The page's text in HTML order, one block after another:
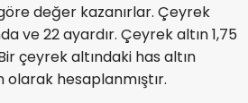
değer kazanırlar. Çeyrek
ve 22 ayardır. Çeyrek altın 1,75
çeyrek altındaki has altın
olarak hesaplanmıştır.